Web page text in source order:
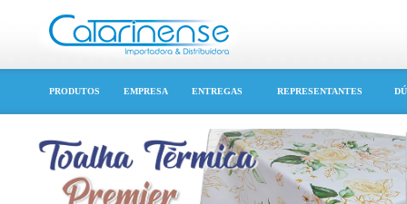
PRODUTOS EMPRESA ENTREGAS REPRESENTANTES